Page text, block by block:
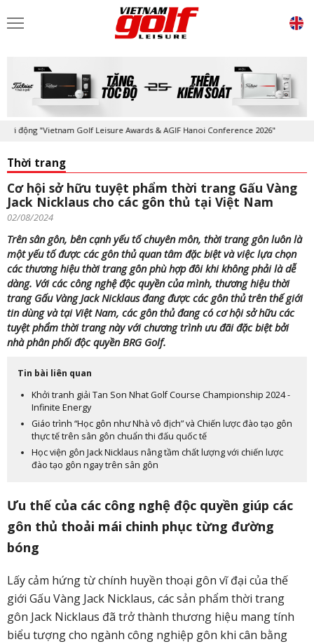
"Vietnam Golf Leisure Awards & AGIF Hanoi Conference 2026"
Thời trang
Cơ hội sở hữu tuyệt phẩm thời trang Gấu Vàng
Jack Nicklaus cho các gôn thủ tại Việt Nam
02/08/2024
Trên sân gôn, bên cạnh yếu tố chuyên môn, thời trang gôn luôn là
một yếu tố được các gôn thủ quan tâm đặc biệt và việc lựa chọn
các thương hiệu thời trang gôn phù hợp đôi khi không phải là dễ
dàng. Với các công nghệ độc quyền của mình, thương hiệu thời
trang Gấu Vàng Jack Nicklaus đang được các gôn thủ trên thế giới
tin dùng và tại Việt Nam, các gôn thủ đang có cơ hội sở hữu các
tuyệt phẩm thời trang này với chương trình ưu đãi đặc biệt bởi
nhà phân phối độc quyền BRG Golf.
Tin bài liên quan
Khởi tranh giải Tan Son Nhat Golf Course Championship 2024 -
Infinite Energy
Giáo trình “Học gôn như Nhà vô địch” và Chiến lược đào tạo gôn
thực tế trên sân gôn chuẩn thi đấu quốc tế
Học viện gôn Jack Nicklaus nâng tầm chất lượng với chiến lược
đào tạo gôn ngay trên sân gôn
Ưu thế của các công nghệ độc quyền giúp các
gôn thủ thoải mái chinh phục từng đường
bóng
Lấy cảm hứng từ chính huyền thoại gôn vĩ đại của thế
giới Gấu Vàng Jack Nicklaus, các sản phẩm thời trang
gôn Jack Nicklaus đã trở thành thương hiệu mang tính
biểu tượng cho ngành công nghiệp gôn khi cân bằng